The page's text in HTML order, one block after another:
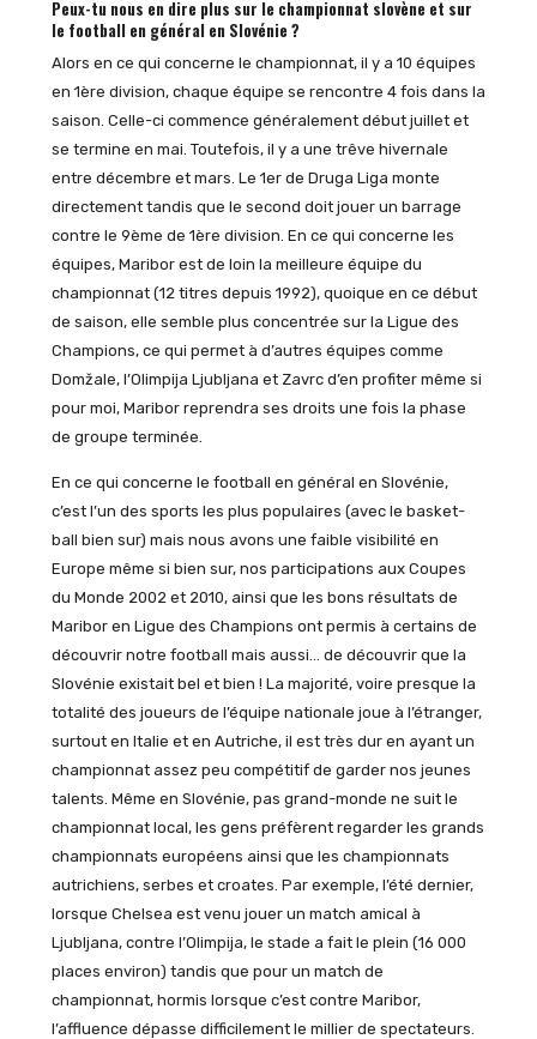
Peux-tu nous en dire plus sur le championnat slovène et sur
le football en général en Slovénie ?
Alors en ce qui concerne le championnat, il y a 10 équipes
en 1ère division, chaque équipe se rencontre 4 fois dans la
saison. Celle-ci commence généralement début juillet et
se termine en mai. Toutefois, il y a une trêve hivernale
entre décembre et mars. Le 1er de Druga Liga monte
directement tandis que le second doit jouer un barrage
contre le 9ème de 1ère division. En ce qui concerne les
équipes, Maribor est de loin la meilleure équipe du
championnat (12 titres depuis 1992), quoique en ce début
de saison, elle semble plus concentrée sur la Ligue des
Champions, ce qui permet à d’autres équipes comme
Domžale, l’Olimpija Ljubljana et Zavrc d’en profiter même si
pour moi, Maribor reprendra ses droits une fois la phase
de groupe terminée.
En ce qui concerne le football en général en Slovénie,
c’est l’un des sports les plus populaires (avec le basket-
ball bien sur) mais nous avons une faible visibilité en
Europe même si bien sur, nos participations aux Coupes
du Monde 2002 et 2010, ainsi que les bons résultats de
Maribor en Ligue des Champions ont permis à certains de
découvrir notre football mais aussi… de découvrir que la
Slovénie existait bel et bien ! La majorité, voire presque la
totalité des joueurs de l’équipe nationale joue à l’étranger,
surtout en Italie et en Autriche, il est très dur en ayant un
championnat assez peu compétitif de garder nos jeunes
talents. Même en Slovénie, pas grand-monde ne suit le
championnat local, les gens préfèrent regarder les grands
championnats européens ainsi que les championnats
autrichiens, serbes et croates. Par exemple, l’été dernier,
lorsque Chelsea est venu jouer un match amical à
Ljubljana, contre l’Olimpija, le stade a fait le plein (16 000
places environ) tandis que pour un match de
championnat, hormis lorsque c’est contre Maribor,
l’affluence dépasse difficilement le millier de spectateurs.